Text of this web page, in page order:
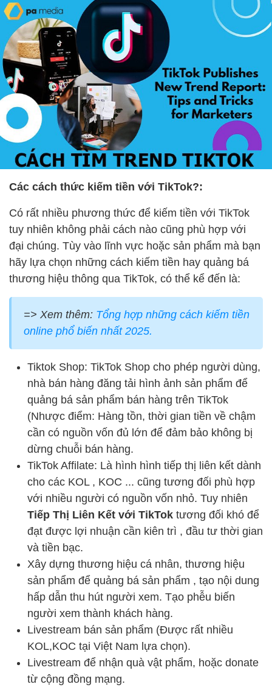
Các cách thức kiếm tiền với TikTok?:
Có rất nhiều phương thức để kiếm tiền với TikTok
tuy nhiên không phải cách nào cũng phù hợp với
đại chúng. Tùy vào lĩnh vực hoặc sản phẩm mà bạn
hãy lựa chọn những cách kiếm tiền hay quảng bá
thương hiệu thông qua TikTok, có thể kể đến là:
=> Xem thêm: Tổng hợp những cách kiếm tiền
online phổ biến nhất 2025.
Tiktok Shop: TikTok Shop cho phép người dùng,
nhà bán hàng đăng tải hình ảnh sản phẩm để
quảng bá sản phẩm bán hàng trên TikTok
(Nhược điểm: Hàng tồn, thời gian tiền về chậm
cần có nguồn vốn đủ lớn để đảm bảo không bị
dừng chuỗi bán hàng.
TikTok Affilate: Là hình hình tiếp thị liên kết dành
cho các KOL , KOC ... cũng tương đối phù hợp
với nhiều người có nguồn vốn nhỏ. Tuy nhiên
Tiếp Thị Liên Kết với TikTok tương đối khó để
đạt được lợi nhuận cần kiên trì , đầu tư thời gian
và tiền bạc.
Xây dựng thương hiệu cá nhân, thương hiệu
sản phẩm để quảng bá sản phẩm , tạo nội dung
hấp dẫn thu hút người xem. Tạo phễu biến
người xem thành khách hàng.
Livestream bán sản phẩm (Được rất nhiều
KOL,KOC tại Việt Nam lựa chọn).
Livestream để nhận quà vật phẩm, hoặc donate
từ cộng đồng mạng.